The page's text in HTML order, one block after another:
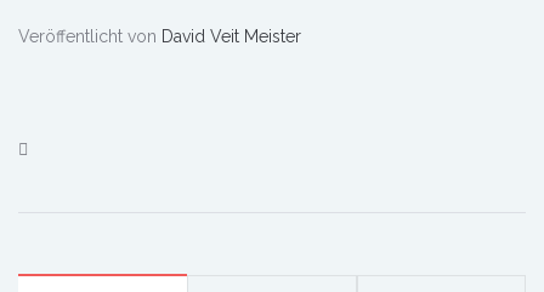
Veröffentlicht von David Veit Meister